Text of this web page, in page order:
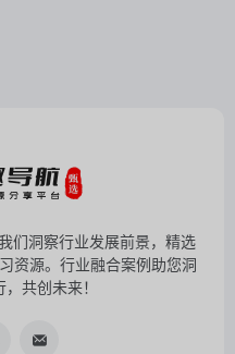
们洞察行业发展前景，精选
资源。行业融合案例助您洞
共创未来！